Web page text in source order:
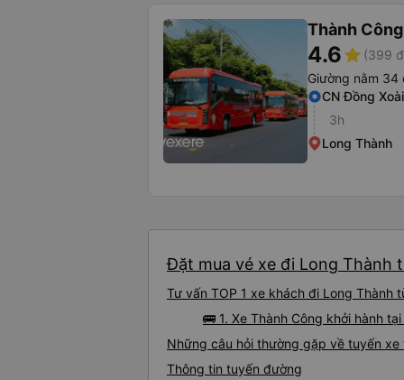
Thành Công
4.6star (399
Giường nằm 34
CN Đồng Xoài
3h
Long Thành
Đặt mua vé xe đi Long Thành
Tư vấn TOP 1 xe khách đi Long
🚌 1. Xe Thành Công khởi hành
Những câu hỏi thường gặp về tuyến
Thông tin tuyến đường